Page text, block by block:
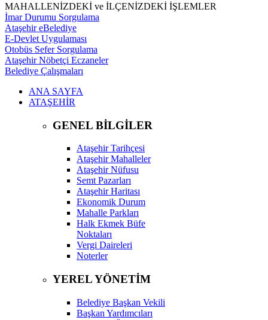
MAHALLENİZDEKİ ve İLÇENİZDEKİ İŞLEMLER
İmar Durumu Sorgulama
Ataşehir eBelediye
E-Devlet Uygulaması
Otobüs Sefer Sorgulama
Ataşehir Nöbetçi Eczaneler
Belediye Çalışmaları
ANA SAYFA
ATAŞEHİR
GENEL BİLGİLER
Ataşehir Tarihçesi
Ataşehir Mahalleler
Ataşehir Nüfusu
Semt Pazarları
Ataşehir Haritası
Ekonomik Durum
Mahalle Parkları
Halk Ekmek Büfe
Noktaları
Vergi Daireleri
Noterler
YEREL YÖNETİM
Belediye Başkan Vekili
Başkan Yardımcıları